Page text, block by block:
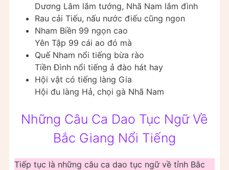
Dương Lâm lắm tướng, Nhã Nam lắm đình
Rau cải Tiếu, nấu nước điếu cũng ngon
Nham Biền 99 ngọn cao
Yên Tập 99 cái ao đó mà
Quế Nham nổi tiếng bừa rào
Tiền Đình nổi tiếng ả đào hát hay
Hội vật có tiếng làng Gia
Hội đu làng Hả, chọi gà Nhã Nam
Những Câu Ca Dao Tục Ngữ Về
Bắc Giang Nổi Tiếng
Tiếp tục là những câu ca dao tục ngữ về tỉnh Bắc